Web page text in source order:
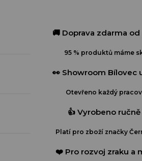
🚚 Doprava zdarma od
95 % produktů máme
👀 Showroom Bílovec
Otevřeno každý
👍 Vyrobeno ručně
Platí pro zboží značky
❤️ Pro rozvoj zraku a